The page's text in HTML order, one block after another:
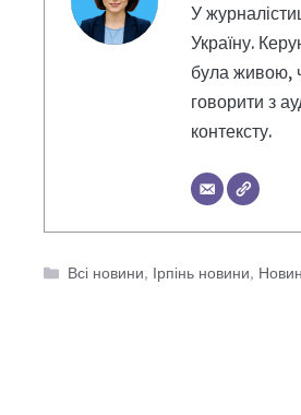
У
Україну.
була живою,
говорити з
контексту.
Категорії
Всі новини, Ірпінь новини,